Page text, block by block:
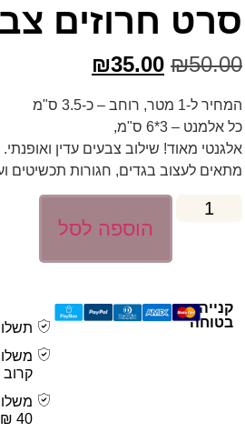
סרט חרוזים
₪50.00
₪35.00
המחיר ל-1 מטר, רוחב – כ-3.5 ס"מ
כל אלמנט – 3*6 ס"מ,
אלגנטי מאוד! שילוב צבעים עדין ואופנתי.
מתאים לעצוב בגדים, חגורות תכשיטים
הוספה לסל
קנייה
בטוחה
קרוב
40 ₪